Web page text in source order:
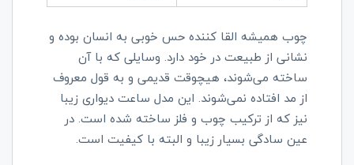
چوب همیشه القا کننده حس خوبی به انسان بوده و
نشانی از طبیعت در خود دارد. وسایلی که با آن
ساخته می‌شوند، هیچوقت قدیمی و به قول معروف
از مد افتاده نمی‌شوند. این مدل ساعت دیواری زیبا
نیز که از ترکیب چوب و فلز ساخته شده است. در
عین سادگی بسیار زیبا و البته با کیفیت است.